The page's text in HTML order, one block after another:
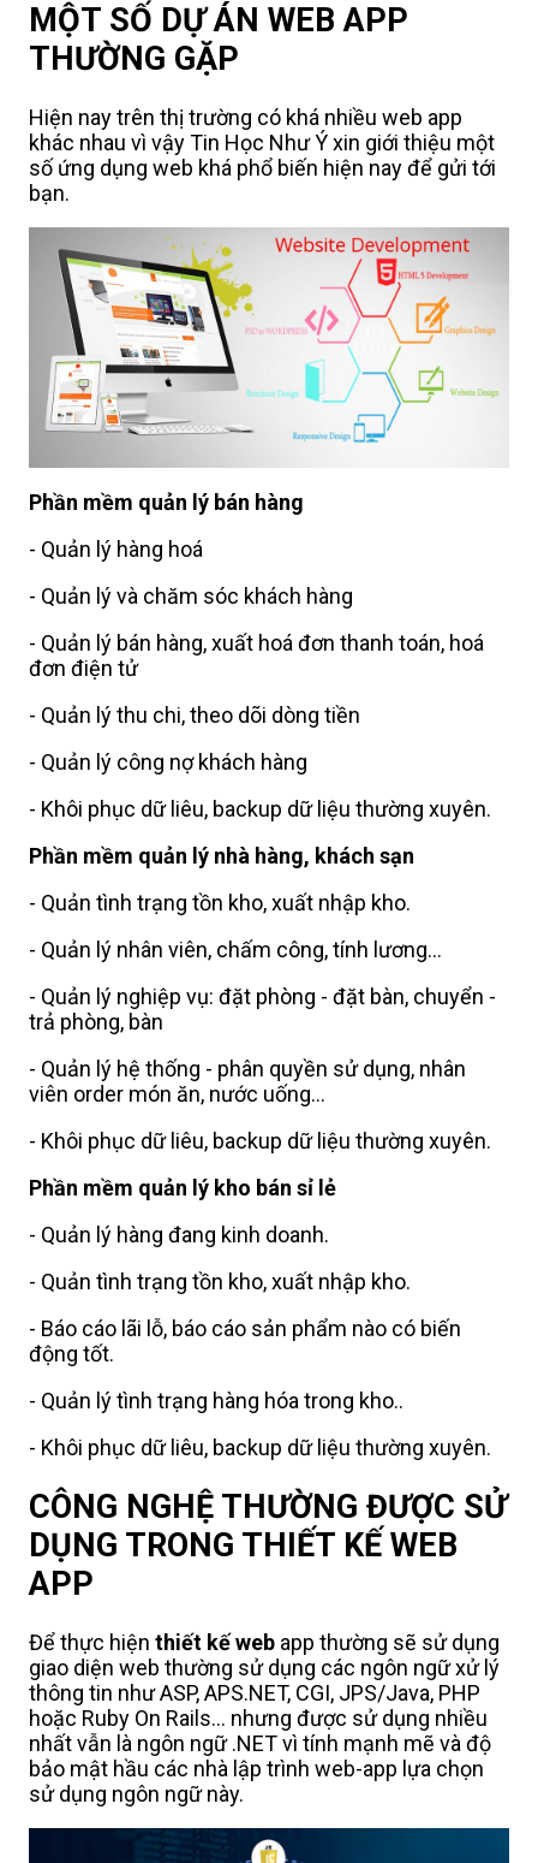
MỘT SỐ DỰ ÁN WEB APP
THƯỜNG GẶP
Hiện nay trên thị trường có khá nhiều web app
khác nhau vì vậy Tin Học Như Ý xin giới thiệu một
số ứng dụng web khá phổ biến hiện nay để gửi tới
bạn.
Phần mềm quản lý bán hàng
- Quản lý hàng hoá
- Quản lý và chăm sóc khách hàng
- Quản lý bán hàng, xuất hoá đơn thanh toán, hoá
đơn điện tử
- Quản lý thu chi, theo dõi dòng tiền
- Quản lý công nợ khách hàng
- Khôi phục dữ liêu, backup dữ liệu thường xuyên.
Phần mềm quản lý nhà hàng, khách sạn
- Quản tình trạng tồn kho, xuất nhập kho.
- Quản lý nhân viên, chấm công, tính lương...
- Quản lý nghiệp vụ: đặt phòng - đặt bàn, chuyển -
trả phòng, bàn
- Quản lý hệ thống - phân quyền sử dụng, nhân
viên order món ăn, nước uống...
- Khôi phục dữ liêu, backup dữ liệu thường xuyên.
Phần mềm quản lý kho bán sỉ lẻ
- Quản lý hàng đang kinh doanh.
- Quản tình trạng tồn kho, xuất nhập kho.
- Báo cáo lãi lỗ, báo cáo sản phẩm nào có biến
động tốt.
- Quản lý tình trạng hàng hóa trong kho..
- Khôi phục dữ liêu, backup dữ liệu thường xuyên.
CÔNG NGHỆ THƯỜNG ĐƯỢC SỬ
DỤNG TRONG THIẾT KẾ WEB
APP
Để thực hiện thiết kế web app thường sẽ sử dụng
giao diện web thường sử dụng các ngôn ngữ xử lý
thông tin như ASP, APS.NET, CGI, JPS/Java, PHP
hoặc Ruby On Rails... nhưng được sử dụng nhiều
nhất vẫn là ngôn ngữ .NET vì tính mạnh mẽ và độ
bảo mật hầu các nhà lập trình web-app lựa chọn
sử dụng ngôn ngữ này.